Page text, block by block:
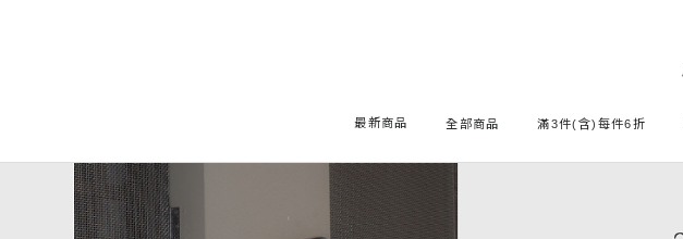
最新商品 全部商品 滿3件(含)每件6折